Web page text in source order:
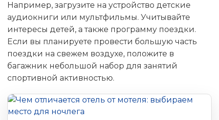
Например, загрузите на устройство детские
аудиокниги или мультфильмы. Учитывайте
интересы детей, а также программу поездки.
Если вы планируете провести большую часть
поездки на свежем воздухе, положите в
багажник небольшой набор для занятий
спортивной активностью.